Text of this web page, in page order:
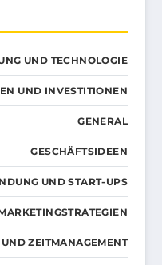
UND TECHNOLOGIE
UND INVESTITIONEN
GENERAL
GESCHÄFTSIDEEN
UND START-UPS
ZEITMANAGEMENT